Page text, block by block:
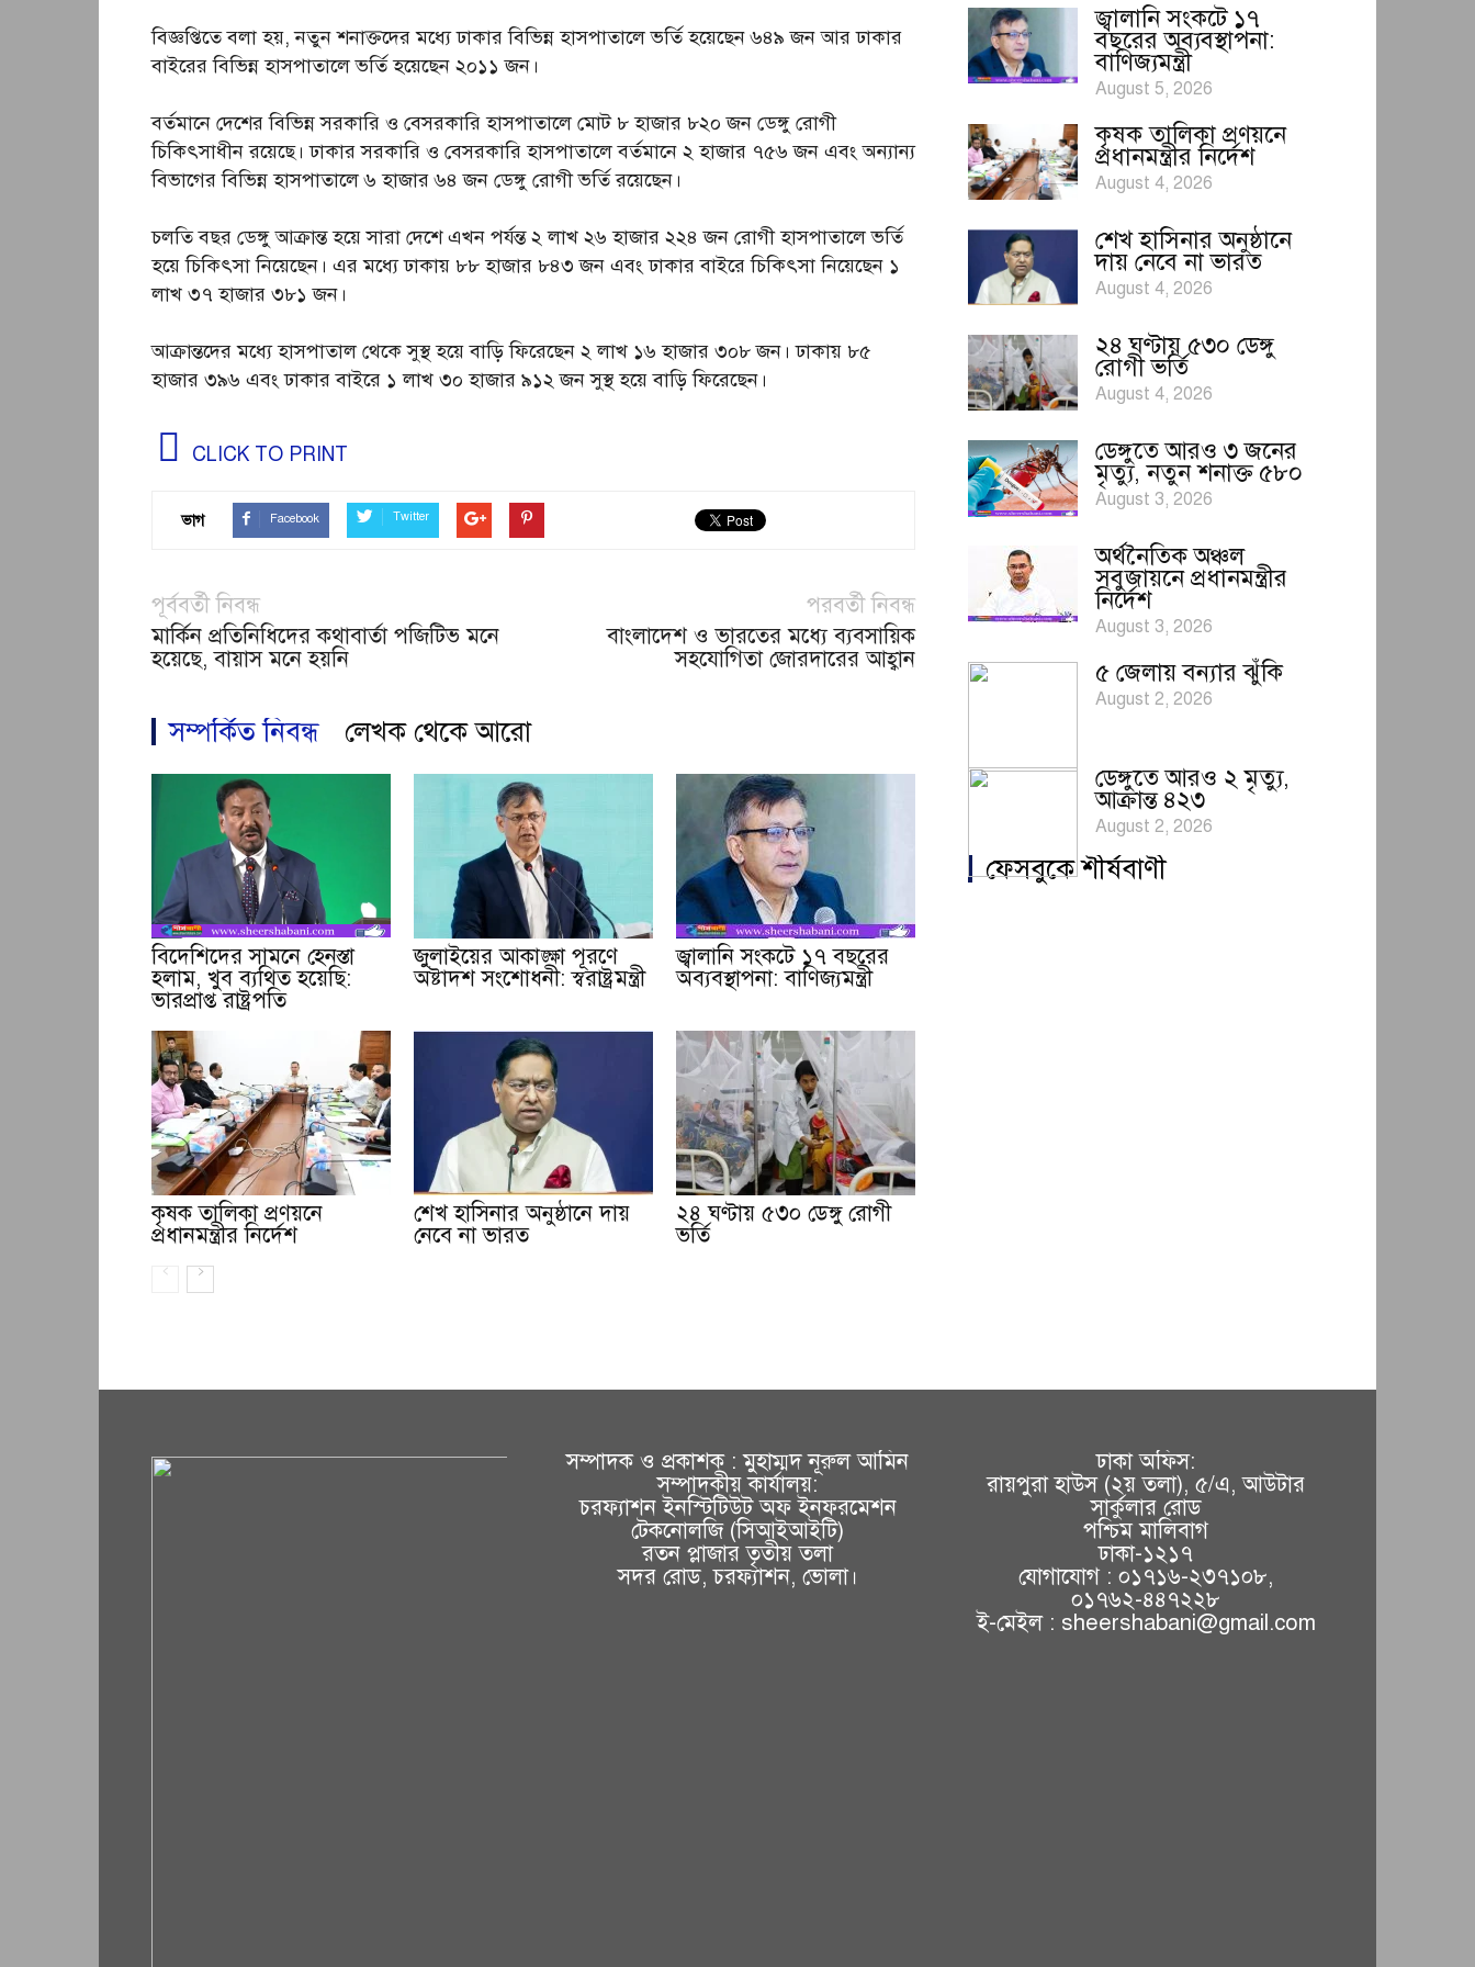
বিজ্ঞপ্তিতে বলা হয়, নতুন শনাক্তদের মধ্যে ঢাকার বিভিন্ন হাসপাতালে ভর্তি হয়েছেন ৬৪৯ জন আর ঢাকার
বাইরের বিভিন্ন হাসপাতালে ভর্তি হয়েছেন ২০১১ জন।
বর্তমানে দেশের বিভিন্ন সরকারি ও বেসরকারি হাসপাতালে মোট ৮ হাজার ৮২০ জন ডেঙ্গু রোগী
চিকিৎসাধীন রয়েছে। ঢাকার সরকারি ও বেসরকারি হাসপাতালে বর্তমানে ২ হাজার ৭৫৬ জন এবং অন্যান্য
বিভাগের বিভিন্ন হাসপাতালে ৬ হাজার ৬৪ জন ডেঙ্গু রোগী ভর্তি রয়েছেন।
চলতি বছর ডেঙ্গু আক্রান্ত হয়ে সারা দেশে এখন পর্যন্ত ২ লাখ ২৬ হাজার ২২৪ জন রোগী হাসপাতালে ভর্তি
হয়ে চিকিৎসা নিয়েছেন। এর মধ্যে ঢাকায় ৮৮ হাজার ৮৪৩ জন এবং ঢাকার বাইরে চিকিৎসা নিয়েছেন ১
লাখ ৩৭ হাজার ৩৮১ জন।
আক্রান্তদের মধ্যে হাসপাতাল থেকে সুস্থ হয়ে বাড়ি ফিরেছেন ২ লাখ ১৬ হাজার ৩০৮ জন। ঢাকায় ৮৫
হাজার ৩৯৬ এবং ঢাকার বাইরে ১ লাখ ৩০ হাজার ৯১২ জন সুস্থ হয়ে বাড়ি ফিরেছেন।
CLICK TO PRINT
ভাগ Facebook Twitter
পূর্ববর্তী নিবন্ধ
মার্কিন প্রতিনিধিদের কথাবার্তা পজিটিভ মনে
হয়েছে, বায়াস মনে হয়নি
পরবর্তী নিবন্ধ
বাংলাদেশ ও ভারতের মধ্যে ব্যবসায়িক
সহযোগিতা জোরদারের আহ্বান
সম্পর্কিত নিবন্ধ লেখক থেকে আরো
বিদেশিদের সামনে হেনস্তা
হলাম, খুব ব্যথিত হয়েছি:
ভারপ্রাপ্ত রাষ্ট্রপতি
জুলাইয়ের আকাঙ্ক্ষা পূরণে
অষ্টাদশ সংশোধনী: স্বরাষ্ট্রমন্ত্রী
জ্বালানি সংকটে ১৭ বছরের
অব্যবস্থাপনা: বাণিজ্যমন্ত্রী
কৃষক তালিকা প্রণয়নে
প্রধানমন্ত্রীর নির্দেশ
শেখ হাসিনার অনুষ্ঠানে দায়
নেবে না ভারত
২৪ ঘণ্টায় ৫৩০ ডেঙ্গু রোগী
ভর্তি
জ্বালানি সংকটে ১৭
বছরের অব্যবস্থাপনা:
বাণিজ্যমন্ত্রী
August 5, 2026
কৃষক তালিকা প্রণয়নে
প্রধানমন্ত্রীর নির্দেশ
August 4, 2026
শেখ হাসিনার অনুষ্ঠানে
দায় নেবে না ভারত
August 4, 2026
২৪ ঘণ্টায় ৫৩০ ডেঙ্গু
রোগী ভর্তি
August 4, 2026
ডেঙ্গুতে আরও ৩ জনের
মৃত্যু, নতুন শনাক্ত ৫৮০
August 3, 2026
অর্থনৈতিক অঞ্চল
সবুজায়নে প্রধানমন্ত্রীর
নির্দেশ
August 3, 2026
৫ জেলায় বন্যার ঝুঁকি
August 2, 2026
ডেঙ্গুতে আরও ২ মৃত্যু,
আক্রান্ত ৪২৩
August 2, 2026
ফেসবুকে শীর্ষবাণী
সম্পাদক ও প্রকাশক : মুহাম্মদ নূরুল আমিন
সম্পাদকীয় কার্যালয়:
চরফ্যাশন ইনস্টিটিউট অফ ইনফরমেশন
টেকনোলজি (সিআইআইটি)
রতন প্লাজার তৃতীয় তলা
সদর রোড, চরফ্যাশন, ভোলা।
ঢাকা অফিস:
রায়পুরা হাউস (২য় তলা), ৫/এ, আউটার
সার্কুলার রোড
পশ্চিম মালিবাগ
ঢাকা-১২১৭
যোগাযোগ : ০১৭১৬-২৩৭১০৮,
০১৭৬২-৪৪৭২২৮
ই-মেইল : sheershabani@gmail.com